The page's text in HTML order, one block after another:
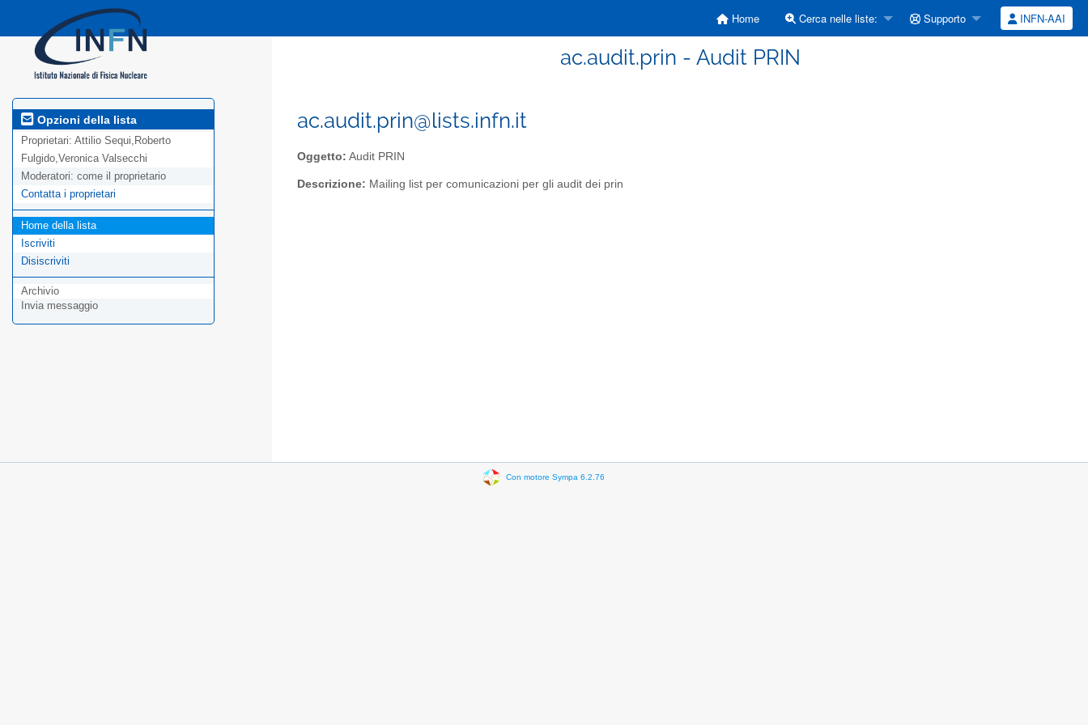
Home Cerca nelle liste: Supporto INFN-AAI
ac.audit.prin - Audit PRIN
Opzioni della lista
Proprietari: Attilio Sequi,Roberto
Fulgido,Veronica Valsecchi
Moderatori: come il proprietario
Contatta i proprietari
Home della lista
Iscriviti
Disiscriviti
Archivio
Invia messaggio
ac.audit.prin@lists.infn.it
Oggetto: Audit PRIN
Descrizione: Mailing list per comunicazioni per gli audit dei prin
Con motore Sympa 6.2.76